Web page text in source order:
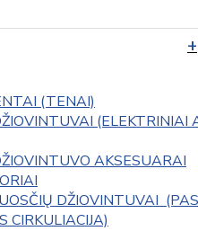
(TENAI)
(ELEKTRINIAI
AKSESUARAI
DŽIOVINTUVAI
CIRKULIACIJA)